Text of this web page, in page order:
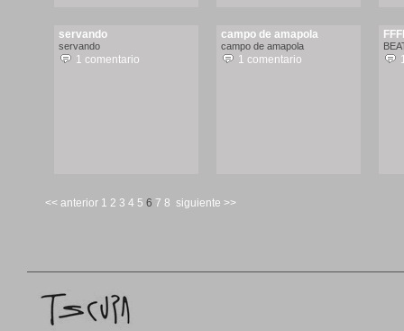
servando
servando
1 comentario
campo de amapola
campo de amapola
1 comentario
<< anterior 1 2 3 4 5 6 7 8 siguiente >>